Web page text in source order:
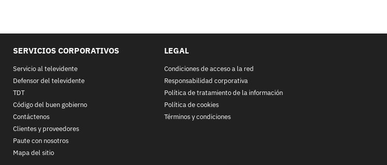
SERVICIOS CORPORATIVOS
Servicio al televidente
Defensor del televidente
TDT
Código del buen gobierno
Contáctenos
Clientes y proveedores
Paute con nosotros
Mapa del sitio
LEGAL
Condiciones de acceso a la red
Responsabilidad corporativa
Política de tratamiento de la información
Política de cookies
Términos y condiciones